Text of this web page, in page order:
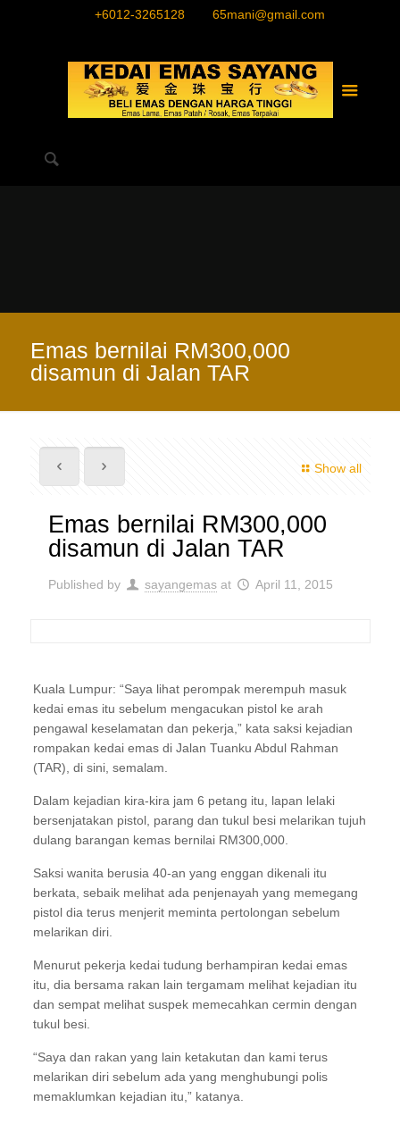
+6012-3265128 65mani@gmail.com
Emas bernilai RM300,000
disamun di Jalan TAR
Show all
Emas bernilai RM300,000
disamun di Jalan TAR
Published by sayangemas at April 11, 2015
Kuala Lumpur: “Saya lihat perompak merempuh masuk
kedai emas itu sebelum mengacukan pistol ke arah
pengawal keselamatan dan pekerja,” kata saksi kejadian
rompakan kedai emas di Jalan Tuanku Abdul Rahman
(TAR), di sini, semalam.
Dalam kejadian kira-kira jam 6 petang itu, lapan lelaki
bersenjatakan pistol, parang dan tukul besi melarikan tujuh
dulang barangan kemas bernilai RM300,000.
Saksi wanita berusia 40-an yang enggan dikenali itu
berkata, sebaik melihat ada penjenayah yang memegang
pistol dia terus menjerit meminta pertolongan sebelum
melarikan diri.
Menurut pekerja kedai tudung berhampiran kedai emas
itu, dia bersama rakan lain tergamam melihat kejadian itu
dan sempat melihat suspek memecahkan cermin dengan
tukul besi.
“Saya dan rakan yang lain ketakutan dan kami terus
melarikan diri sebelum ada yang menghubungi polis
memaklumkan kejadian itu,” katanya.